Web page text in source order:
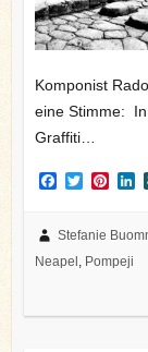
Komponist
eine Stimme: In
Graffiti…
F
e
o
T
t
e
P
t
r
t
L
k
Stefanie
Neapel , Pompeji